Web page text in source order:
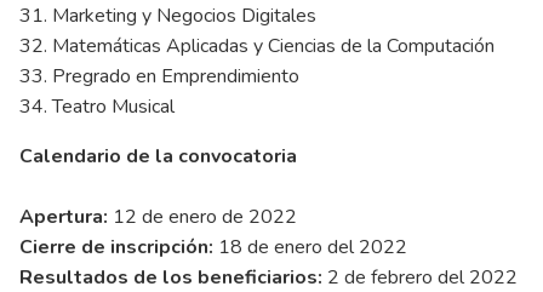
31. Marketing y Negocios Digitales
32. Matemáticas Aplicadas y Ciencias de la Computación
33. Pregrado en Emprendimiento
34. Teatro Musical
Calendario de la convocatoria
Apertura: 12 de enero de 2022
Cierre de inscripción: 18 de enero del 2022
Resultados de los beneficiarios: 2 de febrero del 2022